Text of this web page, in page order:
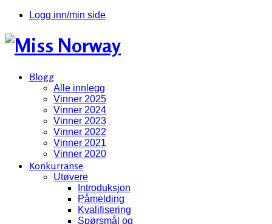
Logg inn/min side
Blogg
Alle innlegg
Vinner 2025
Vinner 2024
Vinner 2023
Vinner 2022
Vinner 2021
Vinner 2020
Konkurranse
Utøvere
Introduksjon
Påmelding
Kvalifisering
Spørsmål og